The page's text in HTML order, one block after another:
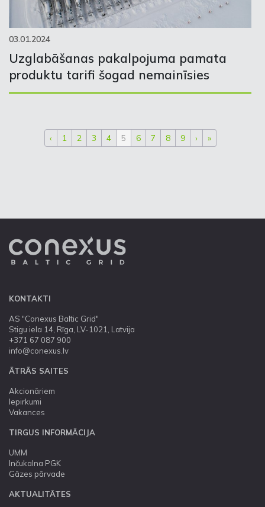
03.01.2024
Uzglabāšanas pakalpojuma pamata
produktu tarifi šogad nemainīsies
‹ 1 2 3 4 5 6 7 8 9 › »
KONTAKTI
AS "Conexus Baltic Grid"
Stigu iela 14, Rīga, LV-1021, Latvija
+371 67 087 900
info@conexus.lv
ĀTRĀS SAITES
Akcionāriem
Iepirkumi
Vakances
TIRGUS INFORMĀCIJA
UMM
Inčukalna PGK
Gāzes pārvade
AKTUALITĀTES